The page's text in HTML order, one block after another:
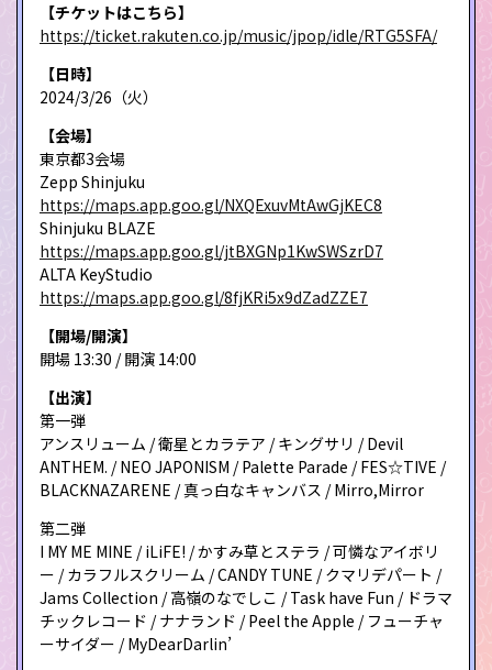
【チケットはこちら】
https://ticket.rakuten.co.jp/music/jpop/idle/RTG5SFA/
【日時】
2024/3/26（火）
【会場】
東京都3会場
Zepp Shinjuku
https://maps.app.goo.gl/NXQExuvMtAwGjKEC8
Shinjuku BLAZE
https://maps.app.goo.gl/jtBXGNp1KwSWSzrD7
ALTA KeyStudio
https://maps.app.goo.gl/8fjKRi5x9dZadZZE7
【開場/開演】
開場 13:30 / 開演 14:00
【出演】
第一弾
アンスリューム / 衛星とカラテア / キングサリ / Devil
ANTHEM. / NEO JAPONISM / Palette Parade / FES☆TIVE /
BLACKNAZARENE / 真っ白なキャンバス / Mirro,Mirror
第二弾
I MY ME MINE / iLiFE! / かすみ草とステラ / 可憐なアイボリ
ー / カラフルスクリーム / CANDY TUNE / クマリデパート /
Jams Collection / 高嶺のなでしこ / Task have Fun / ドラマ
チックレコード / ナナランド / Peel the Apple / フューチャ
ーサイダー / MyDearDarlin’